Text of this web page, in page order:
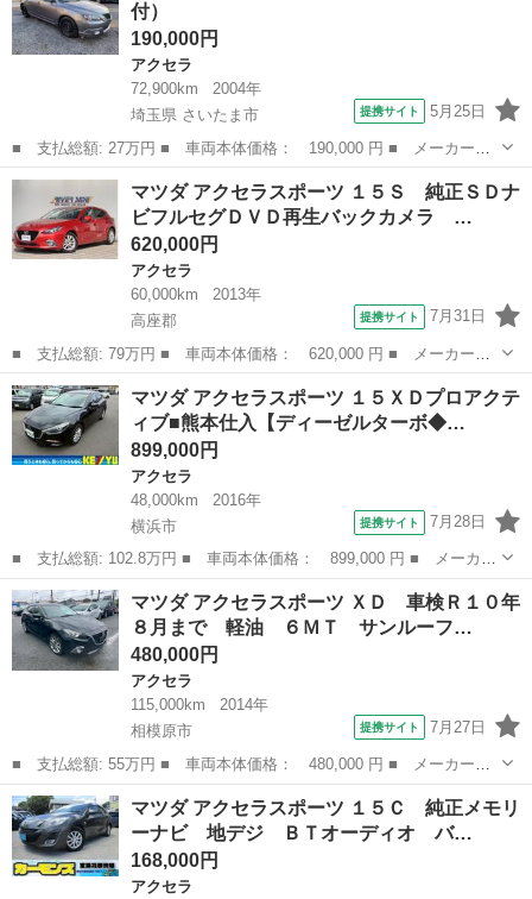
減装置 レー...
付）
190,000円
アクセラ
72,900km
2004年
埼玉県 さいたま市
提携サイト 5月25日
■ 支払総額: 27万円 ■ 車両本体価格： 190,000 円 ■ メーカー
名： マツダ ■ 車種名： アクセラスポーツ ■ グレード名： １
５Ｆ ■ 排気量： 1500cc ■ ドア枚数： 5D ■ ミッション： AT...
埼玉 さいたま市 アクセラ
マツダ アクセラスポーツ １５Ｓ 純正ＳＤナ
ビフルセグＤＶＤ再生バックカメラ …
620,000円
アクセラ
60,000km
2013年
高座郡
提携サイト 7月31日
■ 支払総額: 79万円 ■ 車両本体価格： 620,000 円 ■ メーカー
名： マツダ ■ 車種名： アクセラスポーツ ■ グレード名： １
５Ｓ 純正ＳＤナビフルセグＤＶＤ再生バックカメラ アイドリング
ストップ スマー...
神奈川 高座郡 アクセラ
マツダ アクセラスポーツ １５ＸＤプロアクテ
ィブ■熊本仕入【ディーゼルターボ◆…
899,000円
アクセラ
48,000km
2016年
横浜市
提携サイト 7月28日
■ 支払総額: 102.8万円 ■ 車両本体価格： 899,000 円 ■ メーカー
名： マツダ ■ 車種名： アクセラスポーツ ■ グレード名： １
５ＸＤプロアクティブ■熊本仕入【ディーゼルターボ◆禁煙◆ 純正ナ
ビ◆衝突...
神奈川 横浜市 アクセラ
マツダ アクセラスポーツ ＸＤ 車検Ｒ１０年
８月まで 軽油 ６ＭＴ サンルーフ…
480,000円
アクセラ
115,000km
2014年
相模原市
提携サイト 7月27日
■ 支払総額: 55万円 ■ 車両本体価格： 480,000 円 ■ メーカー
名： マツダ ■ 車種名： アクセラスポーツ ■ グレード名： Ｘ
Ｄ 車検Ｒ１０年８月まで 軽油 ６ＭＴ サンルーフ 電動ミラ
ー キーレスエント...
神奈川 相模原市 アクセラ
マツダ アクセラスポーツ １５Ｃ 純正メモリ
ーナビ 地デジ ＢＴオーディオ バ…
168,000円
アクセラ